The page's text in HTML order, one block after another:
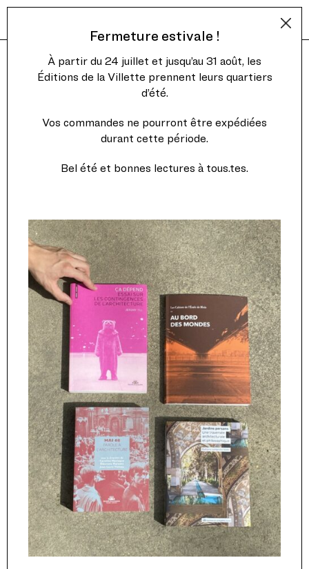
Cahiers Ramau
Créé en 1998, le Ramau est un réseau international de
recherche et d’information sur les diverses activités et
métiers de l’architecture et de l’urbanisme en France et
en Europe. Depuis l’origine, les « Cahiers Ramau »
rendent compte des rencontres scientifiques régulières
organisées par le réseau. Éditée par les Éditions de la
Villette, cette publication périodique et thématique
propose des synthèses pointues sur des sujets variés
comme l’urbanisme durable, la participation des
habitants ou la qualité architecturale.
Voir le site desCahiers Ramau .
Fermeture estivale !
À partir du 24 juillet et jusqu’au 31 août, les
Éditions de la Villette prennent leurs quartiers
d’été.
Vos commandes ne pourront être expédiées
durant cette période.
Bel été et bonnes lectures à tous.tes.